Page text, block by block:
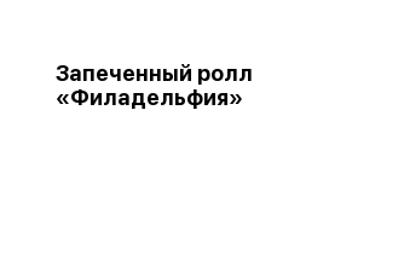
Запеченный ролл
«Филадельфия»